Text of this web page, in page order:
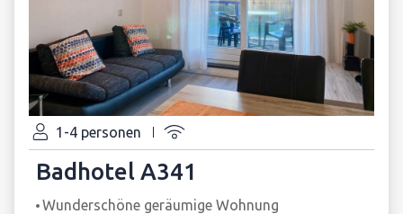
1-4 personen
Badhotel A341
Wunderschöne geräumige Wohnung